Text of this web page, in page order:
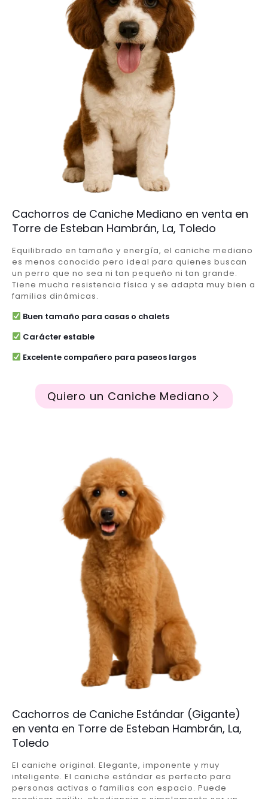
Cachorros de Caniche Mediano en venta en
Torre de Esteban Hambrán, La, Toledo
Equilibrado en tamaño y energía, el caniche mediano
es menos conocido pero ideal para quienes buscan
un perro que no sea ni tan pequeño ni tan grande.
Tiene mucha resistencia física y se adapta muy bien a
familias dinámicas.
Buen tamaño para casas o chalets
Carácter estable
Excelente compañero para paseos largos
Quiero un Caniche Mediano
Cachorros de Caniche Estándar (Gigante)
en venta en Torre de Esteban Hambrán, La,
Toledo
El caniche original. Elegante, imponente y muy
inteligente. El caniche estándar es perfecto para
personas activas o familias con espacio. Puede